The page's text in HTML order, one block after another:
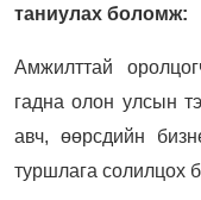
таниулах боломж:
Амжилттай
гадна олон улсын
авч, өөрсдийн
туршлага солилцох